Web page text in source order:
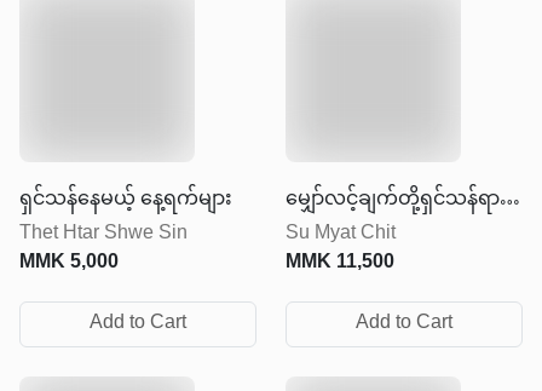
ရှင်သန်နေမယ့် နေ့ရက်များ
Thet Htar Shwe Sin
MMK5,000
Add to Cart
မျှော်လင့်ချက်တို့ရှင်သန်ရာ
စာကြည့်တိုက်
Su Myat Chit
MMK11,500
Add to Cart